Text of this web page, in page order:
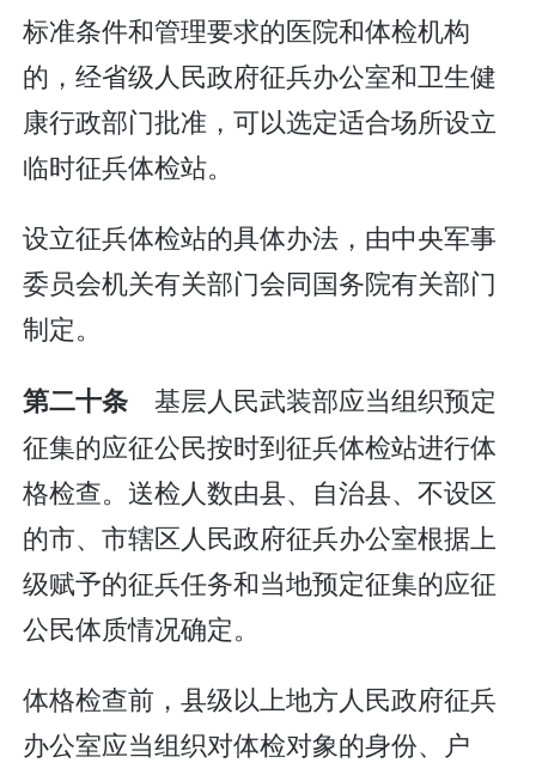
标准条件和管理要求的医院和体检机构
的，经省级人民政府征兵办公室和卫生健
康行政部门批准，可以选定适合场所设立
临时征兵体检站。
设立征兵体检站的具体办法，由中央军事
委员会机关有关部门会同国务院有关部门
制定。
第二十条 基层人民武装部应当组织预定
征集的应征公民按时到征兵体检站进行体
格检查。送检人数由县、自治县、不设区
的市、市辖区人民政府征兵办公室根据上
级赋予的征兵任务和当地预定征集的应征
公民体质情况确定。
体格检查前，县级以上地方人民政府征兵
办公室应当组织对体检对象的身份、户